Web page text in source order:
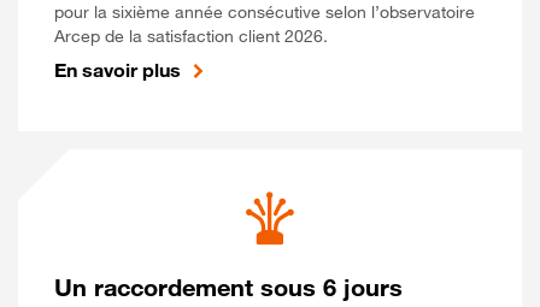
pour la sixième année consécutive selon l’observatoire
Arcep de la satisfaction client 2026.
En savoir plus
Un raccordement sous 6 jours